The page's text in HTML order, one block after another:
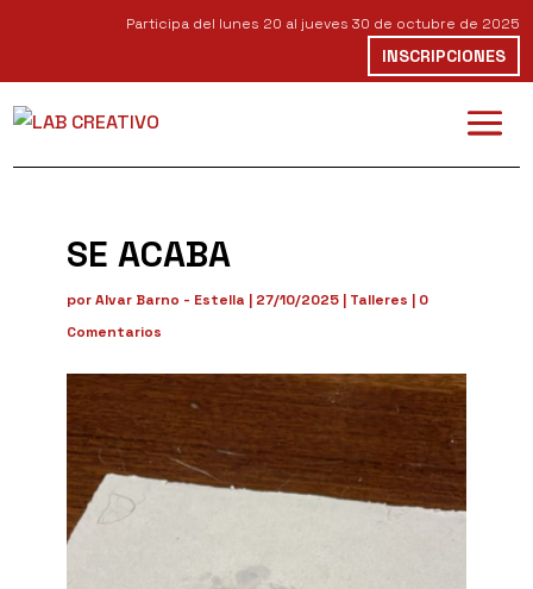
Participa del lunes 20 al jueves 30 de octubre de 2025
INSCRIPCIONES
SE ACABA
porAlvar Barno - Estella | 27/10/2025 | Talleres | 0
Comentarios